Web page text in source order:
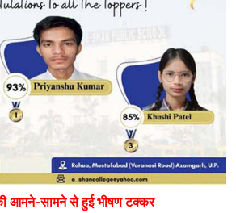
आमने-सामने से हुई भीषण टक्कर